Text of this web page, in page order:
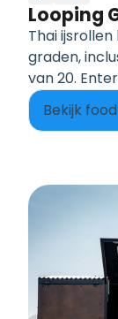
Looping
Thai
graden,
van 20.
Bekijk